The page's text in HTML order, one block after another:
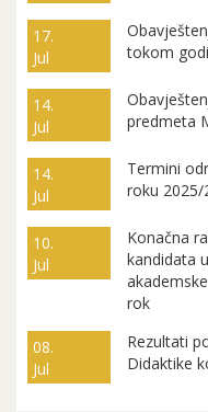
17.
Jul
tokom
14.
Jul
predmeta
14.
Jul
Termini
roku 2025/
10.
Jul
Konačna
kandidata
rok
08.
Jul
Rezultati
Didaktike